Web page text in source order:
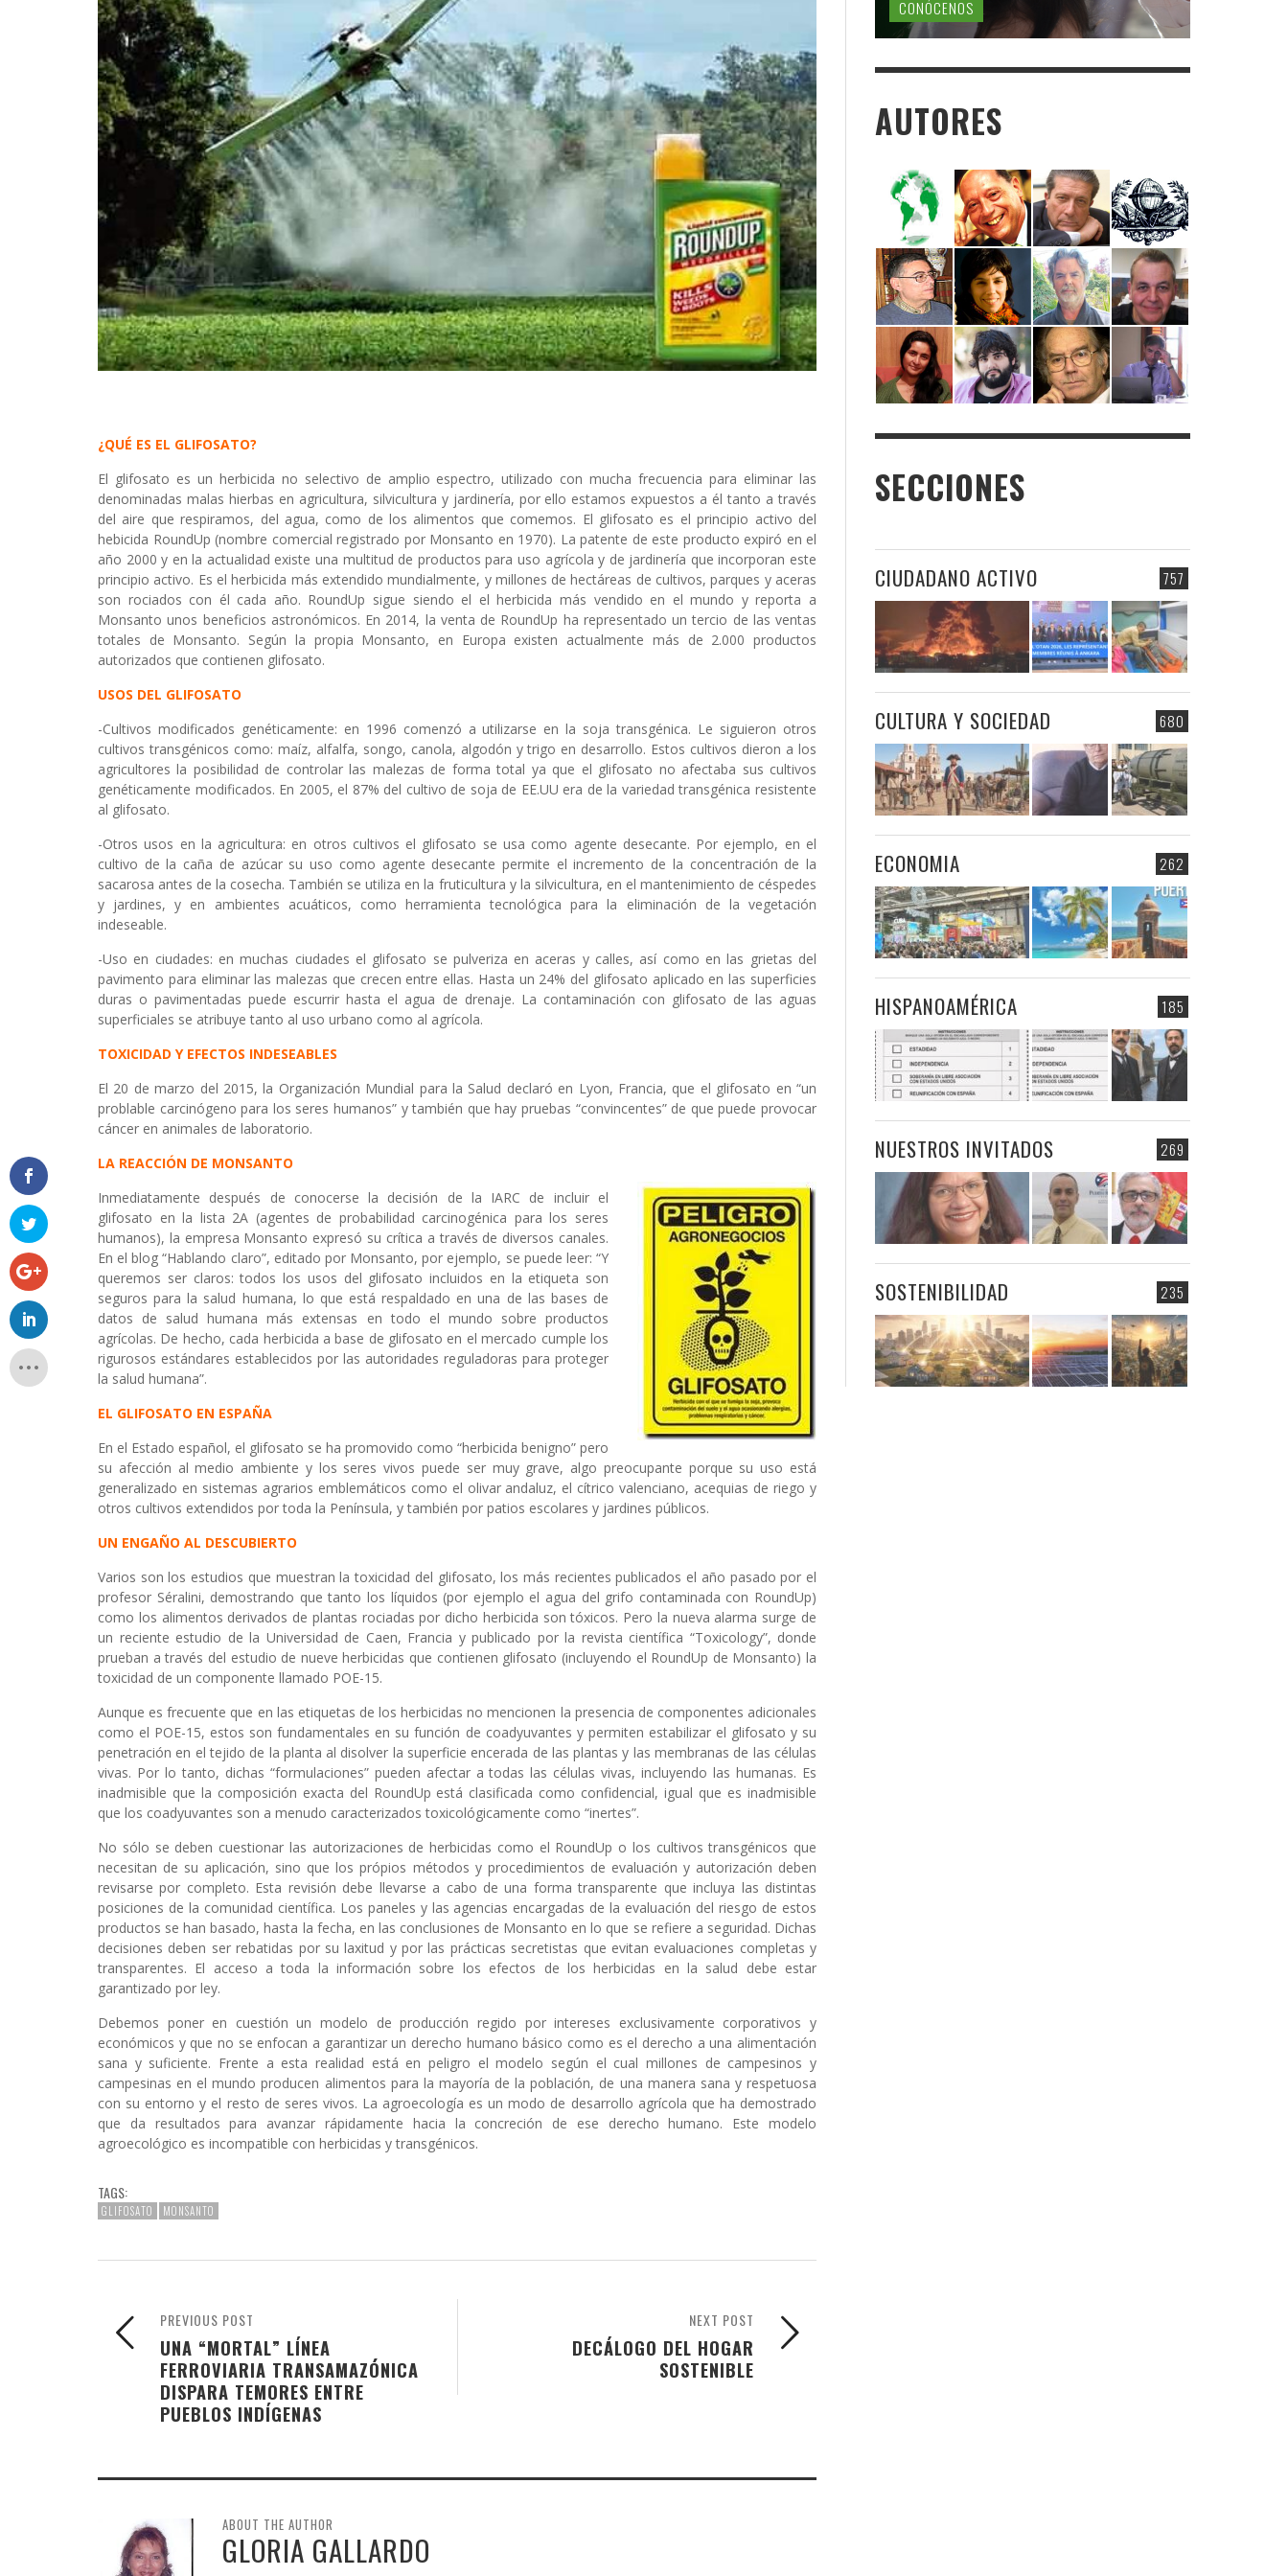
¿QUÉ ES EL GLIFOSATO?
El glifosato es un herbicida no selectivo de amplio espectro, utilizado con mucha frecuencia para eliminar las
denominadas malas hierbas en agricultura, silvicultura y jardinería, por ello estamos expuestos a él tanto a través
del aire que respiramos, del agua, como de los alimentos que comemos. El glifosato es el principio activo del
hebicida RoundUp (nombre comercial registrado por Monsanto en 1970). La patente de este producto expiró en el
año 2000 y en la actualidad existe una multitud de productos para uso agrícola y de jardinería que incorporan este
principio activo. Es el herbicida más extendido mundialmente, y millones de hectáreas de cultivos, parques y aceras
son rociados con él cada año. RoundUp sigue siendo el el herbicida más vendido en el mundo y reporta a
Monsanto unos beneficios astronómicos. En 2014, la venta de RoundUp ha representado un tercio de las ventas
totales de Monsanto. Según la propia Monsanto, en Europa existen actualmente más de 2.000 productos
autorizados que contienen glifosato.
USOS DEL GLIFOSATO
-Cultivos modificados genéticamente: en 1996 comenzó a utilizarse en la soja transgénica. Le siguieron otros
cultivos transgénicos como: maíz, alfalfa, songo, canola, algodón y trigo en desarrollo. Estos cultivos dieron a los
agricultores la posibilidad de controlar las malezas de forma total ya que el glifosato no afectaba sus cultivos
genéticamente modificados. En 2005, el 87% del cultivo de soja de EE.UU era de la variedad transgénica resistente
al glifosato.
-Otros usos en la agricultura: en otros cultivos el glifosato se usa como agente desecante. Por ejemplo, en el
cultivo de la caña de azúcar su uso como agente desecante permite el incremento de la concentración de la
sacarosa antes de la cosecha. También se utiliza en la fruticultura y la silvicultura, en el mantenimiento de céspedes
y jardines, y en ambientes acuáticos, como herramienta tecnológica para la eliminación de la vegetación
indeseable.
-Uso en ciudades: en muchas ciudades el glifosato se pulveriza en aceras y calles, así como en las grietas del
pavimento para eliminar las malezas que crecen entre ellas. Hasta un 24% del glifosato aplicado en las superficies
duras o pavimentadas puede escurrir hasta el agua de drenaje. La contaminación con glifosato de las aguas
superficiales se atribuye tanto al uso urbano como al agrícola.
TOXICIDAD Y EFECTOS INDESEABLES
El 20 de marzo del 2015, la Organización Mundial para la Salud declaró en Lyon, Francia, que el glifosato en “un
problable carcinógeno para los seres humanos” y también que hay pruebas “convincentes” de que puede provocar
cáncer en animales de laboratorio.
LA REACCIÓN DE MONSANTO
Inmediatamente después de conocerse la decisión de la IARC de incluir el
glifosato en la lista 2A (agentes de probabilidad carcinogénica para los seres
humanos), la empresa Monsanto expresó su crítica a través de diversos canales.
En el blog “Hablando claro”, editado por Monsanto, por ejemplo, se puede leer: “Y
queremos ser claros: todos los usos del glifosato incluidos en la etiqueta son
seguros para la salud humana, lo que está respaldado en una de las bases de
datos de salud humana más extensas en todo el mundo sobre productos
agrícolas. De hecho, cada herbicida a base de glifosato en el mercado cumple los
rigurosos estándares establecidos por las autoridades reguladoras para proteger
la salud humana”.
EL GLIFOSATO EN ESPAÑA
En el Estado español, el glifosato se ha promovido como “herbicida benigno” pero
su afección al medio ambiente y los seres vivos puede ser muy grave, algo preocupante porque su uso está
generalizado en sistemas agrarios emblemáticos como el olivar andaluz, el cítrico valenciano, acequias de riego y
otros cultivos extendidos por toda la Península, y también por patios escolares y jardines públicos.
UN ENGAÑO AL DESCUBIERTO
Varios son los estudios que muestran la toxicidad del glifosato, los más recientes publicados el año pasado por el
profesor Séralini, demostrando que tanto los líquidos (por ejemplo el agua del grifo contaminada con RoundUp)
como los alimentos derivados de plantas rociadas por dicho herbicida son tóxicos. Pero la nueva alarma surge de
un reciente estudio de la Universidad de Caen, Francia y publicado por la revista científica “Toxicology”, donde
prueban a través del estudio de nueve herbicidas que contienen glifosato (incluyendo el RoundUp de Monsanto) la
toxicidad de un componente llamado POE-15.
Aunque es frecuente que en las etiquetas de los herbicidas no mencionen la presencia de componentes adicionales
como el POE-15, estos son fundamentales en su función de coadyuvantes y permiten estabilizar el glifosato y su
penetración en el tejido de la planta al disolver la superficie encerada de las plantas y las membranas de las células
vivas. Por lo tanto, dichas “formulaciones” pueden afectar a todas las células vivas, incluyendo las humanas. Es
inadmisible que la composición exacta del RoundUp está clasificada como confidencial, igual que es inadmisible
que los coadyuvantes son a menudo caracterizados toxicológicamente como “inertes”.
No sólo se deben cuestionar las autorizaciones de herbicidas como el RoundUp o los cultivos transgénicos que
necesitan de su aplicación, sino que los própios métodos y procedimientos de evaluación y autorización deben
revisarse por completo. Esta revisión debe llevarse a cabo de una forma transparente que incluya las distintas
posiciones de la comunidad científica. Los paneles y las agencias encargadas de la evaluación del riesgo de estos
productos se han basado, hasta la fecha, en las conclusiones de Monsanto en lo que se refiere a seguridad. Dichas
decisiones deben ser rebatidas por su laxitud y por las prácticas secretistas que evitan evaluaciones completas y
transparentes. El acceso a toda la información sobre los efectos de los herbicidas en la salud debe estar
garantizado por ley.
Debemos poner en cuestión un modelo de producción regido por intereses exclusivamente corporativos y
económicos y que no se enfocan a garantizar un derecho humano básico como es el derecho a una alimentación
sana y suficiente. Frente a esta realidad está en peligro el modelo según el cual millones de campesinos y
campesinas en el mundo producen alimentos para la mayoría de la población, de una manera sana y respetuosa
con su entorno y el resto de seres vivos. La agroecología es un modo de desarrollo agrícola que ha demostrado
que da resultados para avanzar rápidamente hacia la concreción de ese derecho humano. Este modelo
agroecológico es incompatible con herbicidas y transgénicos.
TAGS:
GLIFOSATO MONSANTO
NEXT POST
DECÁLOGO DEL HOGAR
SOSTENIBLE
PREVIOUS POST
UNA “MORTAL” LÍNEA
FERROVIARIA TRANSAMAZÓNICA
DISPARA TEMORES ENTRE
PUEBLOS INDÍGENAS
ABOUT THE AUTHOR
GLORIA GALLARDO
CONÓCENOS
AUTORES
SECCIONES
757
CIUDADANO ACTIVO
680
CULTURA Y SOCIEDAD
262
ECONOMIA
185
HISPANOAMÉRICA
269
NUESTROS INVITADOS
235
SOSTENIBILIDAD